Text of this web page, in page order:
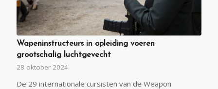
Wapeninstructeurs in opleiding voeren
grootschalig luchtgevecht
28 oktober 2024
De 29 internationale cursisten van de Weapon